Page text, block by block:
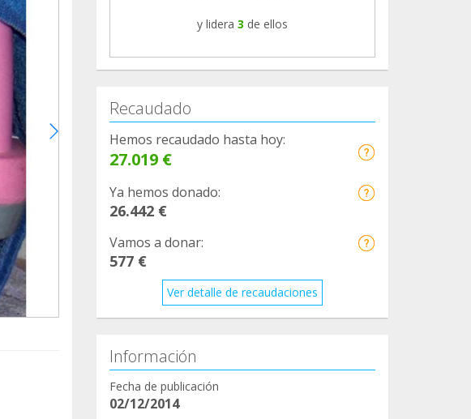
y lidera 3 de ellos
Recaudado
Hemos recaudado hasta hoy:
27.019 €
Ya hemos donado:
26.442 €
Vamos a donar:
577 €
Ver detalle de recaudaciones
Información
Fecha de publicación
02/12/2014